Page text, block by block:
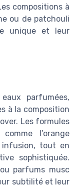
compositions à
ou de patchouli
unique et leur
parfumées,
à la composition
Les formules
l’orange
tout en
sophistiquée.
parfums musc
subtilité et leur